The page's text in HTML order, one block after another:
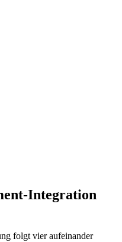
Integration
folgt vier aufeinander